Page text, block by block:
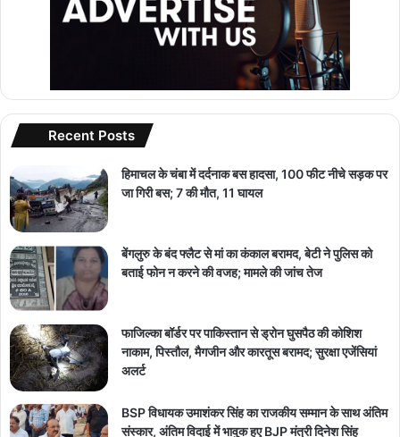
Recent Posts
हिमाचल के चंबा में दर्दनाक बस हादसा, 100 फीट नीचे सड़क पर
जा गिरी बस; 7 की मौत, 11 घायल
बेंगलुरु के बंद फ्लैट से मां का कंकाल बरामद, बेटी ने पुलिस को
बताई फोन न करने की वजह; मामले की जांच तेज
फाजिल्का बॉर्डर पर पाकिस्तान से ड्रोन घुसपैठ की कोशिश
नाकाम, पिस्तौल, मैगजीन और कारतूस बरामद; सुरक्षा एजेंसियां
अलर्ट
BSP विधायक उमाशंकर सिंह का राजकीय सम्मान के साथ अंतिम
संस्कार, अंतिम विदाई में भावुक हुए BJP मंत्री दिनेश सिंह